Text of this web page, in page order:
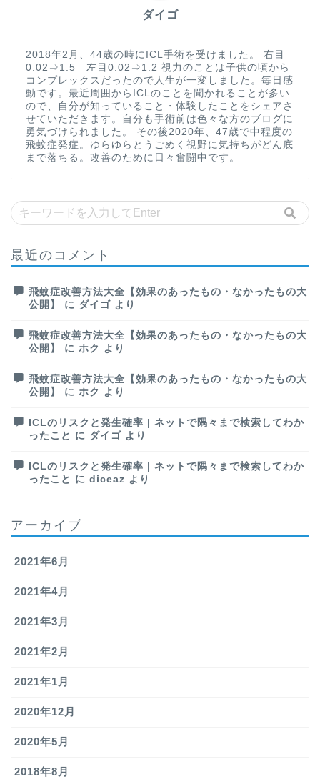
ダイゴ
2018年2月、44歳の時にICL手術を受けました。 右目
0.02⇒1.5 左目0.02⇒1.2 視力のことは子供の頃から
コンプレックスだったので人生が一変しました。毎日感
動です。最近周囲からICLのことを聞かれることが多い
ので、自分が知っていること・体験したことをシェアさ
せていただきます。自分も手術前は色々な方のブログに
勇気づけられました。 その後2020年、47歳で中程度の
飛蚊症発症。ゆらゆらとうごめく視野に気持ちがどん底
まで落ちる。改善のために日々奮闘中です。
最近のコメント
飛蚊症改善方法大全【効果のあったもの・なかったもの大
公開】
に ダイゴ より
飛蚊症改善方法大全【効果のあったもの・なかったもの大
公開】
に ホク より
飛蚊症改善方法大全【効果のあったもの・なかったもの大
公開】
に ホク より
ICLのリスクと発生確率 | ネットで隅々まで検索してわか
ったこと に ダイゴ より
ICLのリスクと発生確率 | ネットで隅々まで検索してわか
ったこと に diceaz より
アーカイブ
2021年6月
2021年4月
2021年3月
2021年2月
2021年1月
2020年12月
2020年5月
2018年8月